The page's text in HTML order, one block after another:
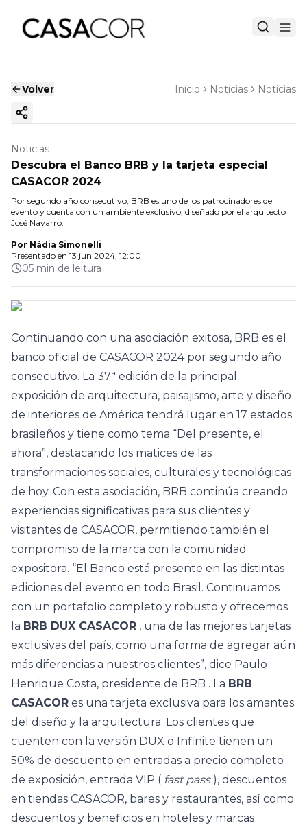
Volver Início Notícias Noticias
Copiar enlace
Noticias
Descubra el Banco BRB y la tarjeta especial
CASACOR 2024
Por segundo año consecutivo, BRB es uno de los patrocinadores del
evento y cuenta con un ambiente exclusivo, diseñado por el arquitecto
José Navarro.
Por Nádia Simonelli
Presentado en 13 jun 2024, 12:00
05 min de leitura
Continuando con una asociación exitosa, BRB es el
banco oficial de CASACOR 2024por segundo año
consecutivo. La 37ª edición de la principal
exposición de arquitectura, paisajismo, arte y diseño
de interiores de América tendrá lugar en 17 estados
brasileños y tiene como tema “Del presente, el
ahora”, destacando los matices de las
transformaciones sociales, culturales y tecnológicas
de hoy. Con esta asociación, BRB continúa creando
experiencias significativas para sus clientes y
visitantes de CASACOR, permitiendo también el
compromiso de la marca con la comunidad
expositora. “El Banco está presente en las distintas
ediciones del evento en todo Brasil. Continuamos
con un portafolio completo y robusto y ofrecemos
la BRB DUX CASACOR , una de las mejores tarjetas
exclusivas del país, como una forma de agregar aún
más diferencias a nuestros clientes”, dice Paulo
Henrique Costa, presidente de BRB . La BRB
CASACOR es una tarjeta exclusiva para los amantes
del diseño y la arquitectura. Los clientes que
cuenten con la versión DUX o Infinite tienen un
50% de descuento en entradas a precio completo
de exposición, entrada VIP ( fast pass), descuentos
en tiendas CASACOR, bares y restaurantes, así como
descuentos y beneficios en hoteles y marcas